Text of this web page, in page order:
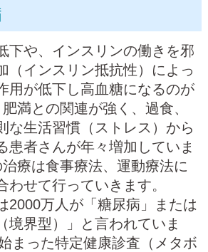
下や、インスリンの働きを邪
（インスリン抵抗性）によっ
用が低下し高血糖になるのが
満との関連が強く、過食、
な生活習慣（ストレス）から
患者さんが年々増加していま
療は食事療法、運動療法に
わせて行っていきます。
2000万人が「糖尿病」または
境界型）」と言われていま
まった特定健康診査（メタボ